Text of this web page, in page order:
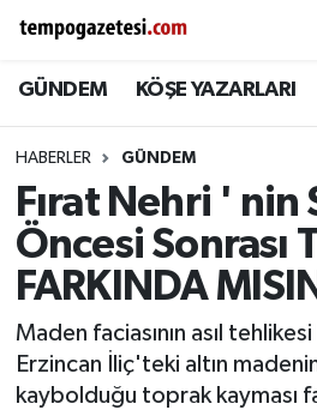
GÜNDEM KÖŞE YAZARLARI
HABERLER GÜNDEM
Fırat Nehri '
Öncesi Sonrası
FARKINDA
Maden faciasının asıl
Erzincan İliç'teki altın
kaybolduğu toprak kayması
Alaplı
Çaycuma
Devrek
Ereğli
Gökçebey
GÜNDEM
Zonguldak Nöbetçi
Zonguldak Hava Durumu
Zonguldak Namaz
Zonguldak Trafik Yoğunluk
Süper Lig Puan Durumu
Tüm Manşetler